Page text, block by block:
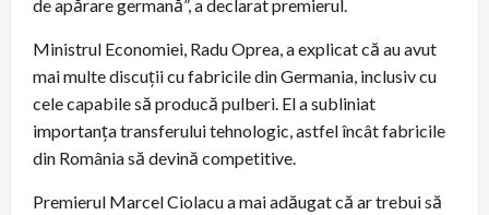
de apărare germană”, a declarat premierul.
Ministrul Economiei, Radu Oprea, a explicat că au avut
mai multe discuții cu fabricile din Germania, inclusiv cu
cele capabile să producă pulberi. El a subliniat
importanța transferului tehnologic, astfel încât fabricile
din România să devină competitive.
Premierul Marcel Ciolacu a mai adăugat că ar trebui să